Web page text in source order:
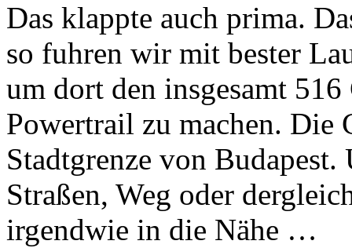
Das klappte auch prima.
so fuhren wir mit bester
um dort den insgesamt
Powertrail zu machen. Die
Stadtgrenze von Budapest.
Straßen, Weg oder
irgendwie in die Nähe …